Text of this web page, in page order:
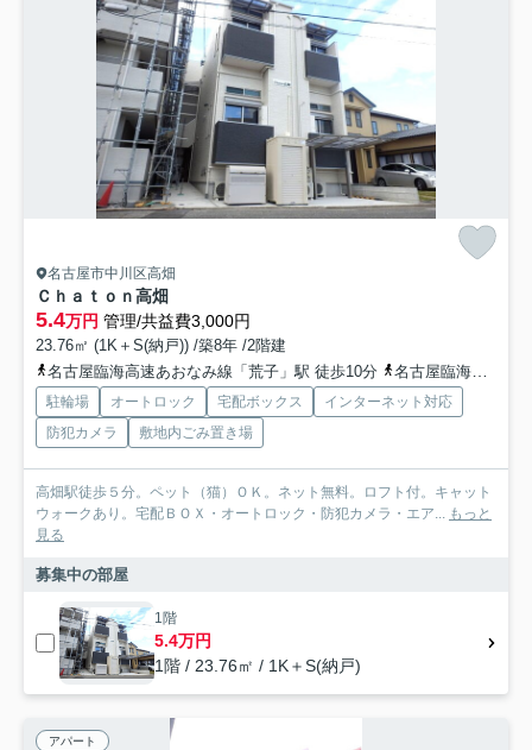
名古屋市中川区高畑
Ｃｈａｔｏｎ高畑
5.4万円 管理/共益費3,000円
23.76㎡ (1K＋S(納戸)) /築8年 /2階建
名古屋臨海高速あおなみ線「荒子」駅 徒歩10分
名古屋臨海高速あおなみ線「南荒子」駅 徒歩14分
駐輪場 オートロック 宅配ボックス
インターネット対応
防犯カメラ
敷地内ごみ置き場
高畑駅徒歩５分。ペット（猫）ＯＫ。ネット無料。ロフト付。キャット
ウォークあり。宅配ＢＯＸ・オートロック・防犯カメラ・エア... もっと
見る
募集中の部屋
1階
5.4万円
1階 / 23.76㎡ / 1K＋S(納戸)
アパート